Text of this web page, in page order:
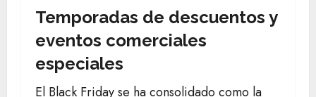
Temporadas de descuentos y
eventos comerciales
especiales
El Black Friday se ha consolidado como la